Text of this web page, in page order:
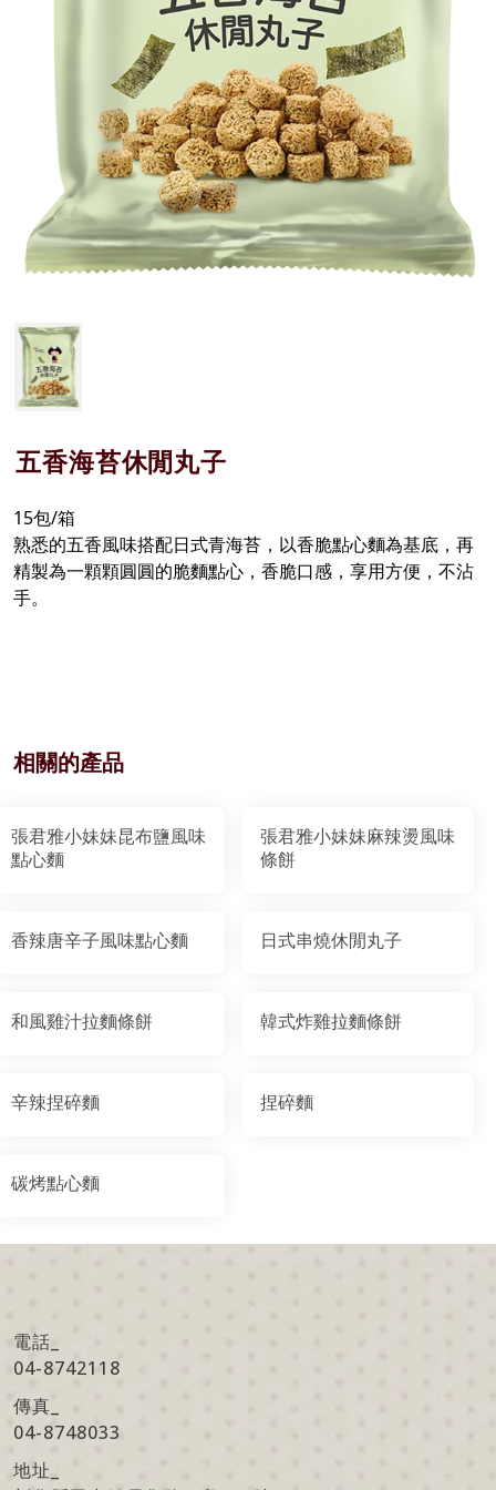
五香海苔休閒丸子
15包/箱
熟悉的五香風味搭配日式青海苔，以香脆點心麵為基底，再
精製為一顆顆圓圓的脆麵點心，香脆口感，享用方便，不沾
手。
相關的產品
張君雅小妹妹昆布鹽風味
點心麵
張君雅小妹妹麻辣燙風味
條餅
香辣唐辛子風味點心麵 日式串燒休閒丸子
和風雞汁拉麵條餅 韓式炸雞拉麵條餅
辛辣捏碎麵 捏碎麵
碳烤點心麵
電話_
04-8742118
傳真
04-8748033
地址